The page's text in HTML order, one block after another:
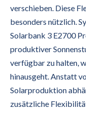
verschieben. Diese
besonders nützlich.
Solarbank 3 E2700
produktiver
verfügbar zu halten,
hinausgeht. Anstatt
Solarproduktion
zusätzliche